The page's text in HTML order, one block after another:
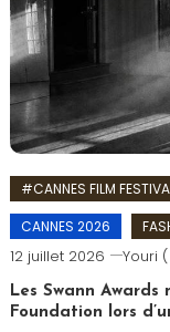
#CANNES FILM
CANNES 2026
12 juillet 2026 Youri
Les Swann
Foundation lors